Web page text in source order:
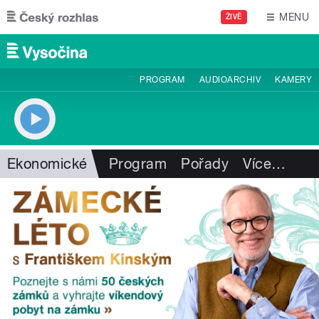
Přejít k hlavnímu obsahu
ŽIVĚ MENU
PROGRAM AUDIOARCHIV KAMERY
Ekonomické Program Pořady Více…